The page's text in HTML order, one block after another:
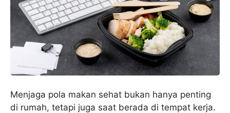
Menjaga pola makan sehat bukan hanya penting
di rumah, tetapi juga saat berada di tempat kerja.